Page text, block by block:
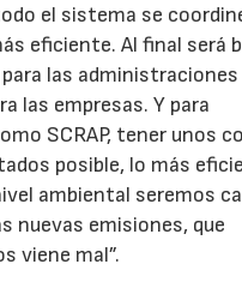
el sistema se
eficiente. Al final será
las administraciones
las empresas. Y para
SCRAP, tener unos
posible, lo más
ambiental seremos
nuevas emisiones, que
viene mal”.